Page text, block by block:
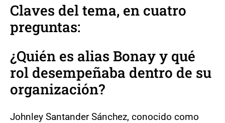
Claves del tema, en cuatro
preguntas:
¿Quién es alias Bonay y qué
rol desempeñaba dentro de su
organización?
Johnley Santander Sánchez, conocido como